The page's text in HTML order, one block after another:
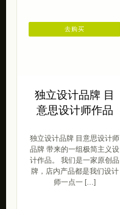
独立设计品牌 目
意思设计师作品
独立设计品牌 目意思设计师
品牌 带来的一组极简主义设
计作品。 我们是一家原创品
牌，店内产品都是我们设计
师一点一 […]
去购买